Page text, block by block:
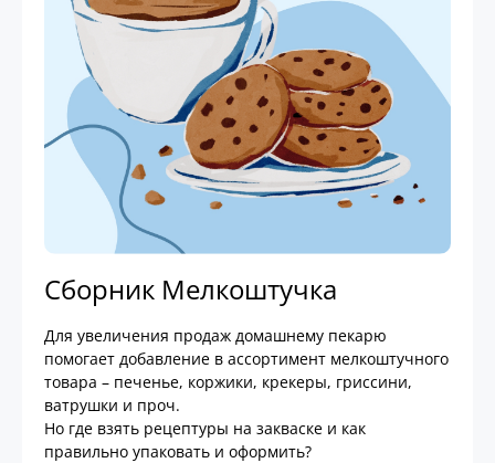
Сборник Мелкоштучка
Для увеличения продаж домашнему пекарю
помогает добавление в ассортимент мелкоштучного
товара – печенье, коржики, крекеры, гриссини,
ватрушки и проч.
Но где взять рецептуры на закваске и как
правильно упаковать и оформить?